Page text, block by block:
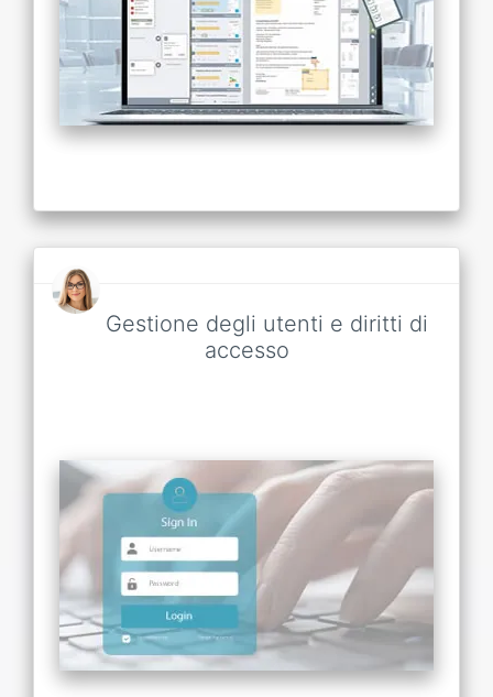
Gestione degli utenti e diritti di
accesso